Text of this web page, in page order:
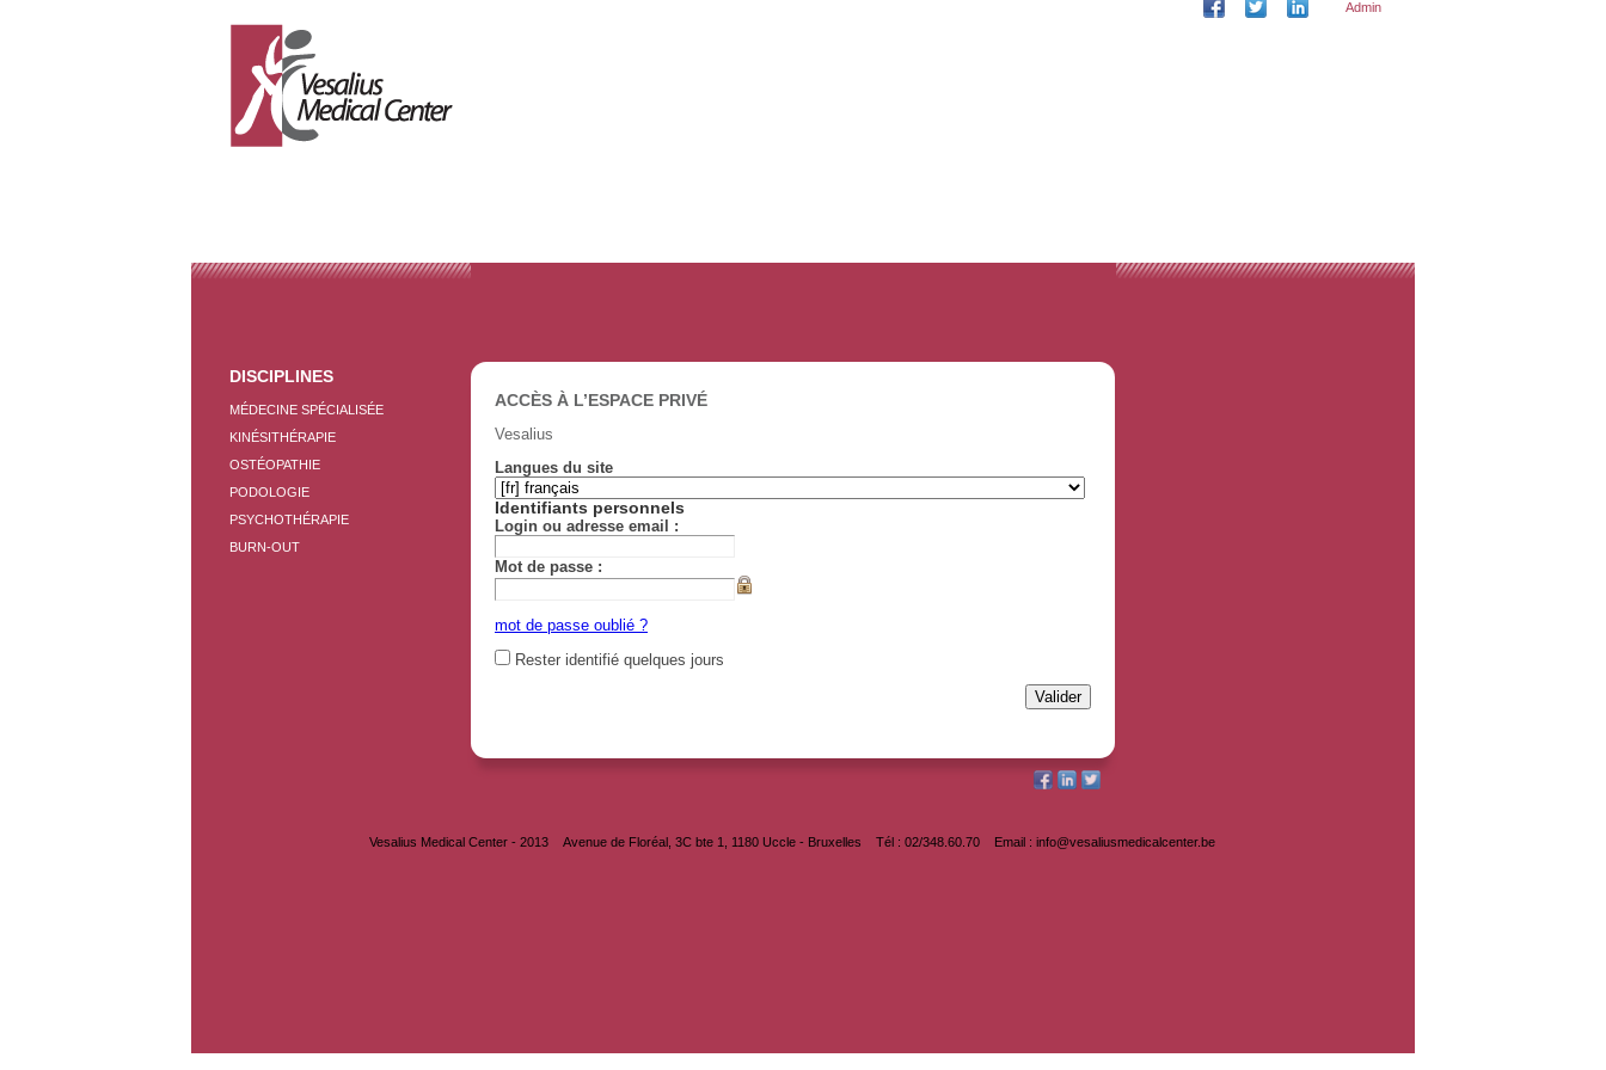
Admin
DISCIPLINES
MÉDECINE SPÉCIALISÉE
KINÉSITHÉRAPIE
OSTÉOPATHIE
PODOLOGIE
PSYCHOTHÉRAPIE
BURN-OUT
ACCÈS À L’ESPACE PRIVÉ
Vesalius
Langues du site
Identifiants personnels
Login ou adresse email :
Mot de passe :
mot de passe oublié ?
Rester identifié quelques jours
Vesalius Medical Center - 2013 Avenue de Floréal, 3C bte 1, 1180 Uccle - Bruxelles Tél : 02/348.60.70 Email : info@vesaliusmedicalcenter.be